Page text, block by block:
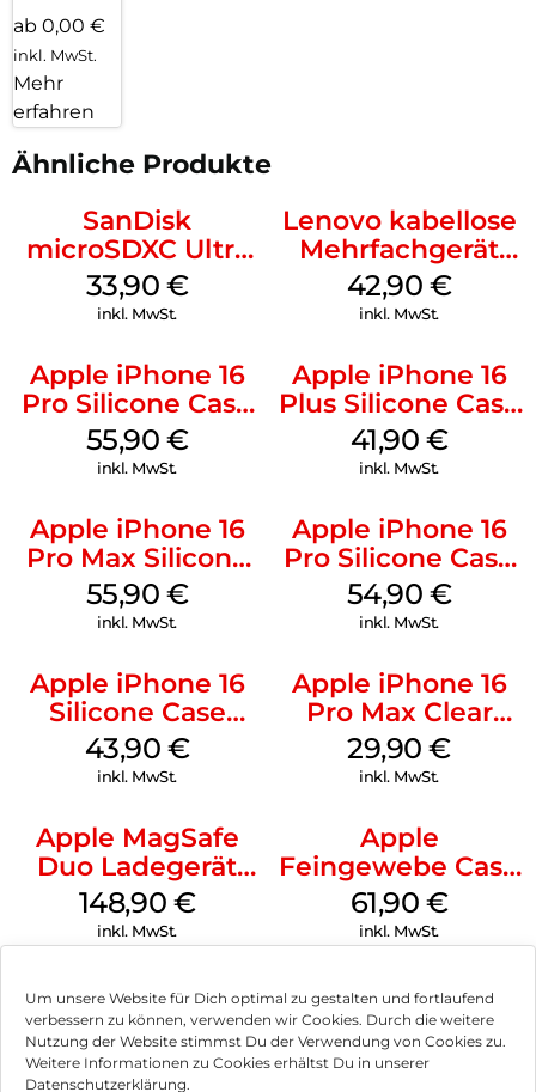
Um unsere Website für Dich optimal zu gestalten und fortlaufend
verbessern zu können, verwenden wir Cookies. Durch die weitere
Nutzung der Website stimmst Du der Verwendung von Cookies zu.
Weitere Informationen zu Cookies erhältst Du in unserer
Datenschutzerklärung.
ab 0,00 €
inkl. MwSt.
Mehr
erfahren
Ähnliche Produkte
SanDisk
microSDXC Ultra
128 GB + Adapter
Mobile
33,90 €
inkl. MwSt.
Lenovo kabellose
Mehrfachgerät
Luna Grey
42,90 €
inkl. MwSt.
Apple iPhone 16
Pro Silicone Case
MagSafe Stone
Gray
55,90 €
inkl. MwSt.
Apple iPhone 16
Plus Silicone Case
MagSafe Stone
Gray
41,90 €
inkl. MwSt.
Apple iPhone 16
Pro Max Silicone
Case MagSafe
Stone Gray
55,90 €
inkl. MwSt.
Apple iPhone 16
Pro Silicone Case
MagSafe Black
54,90 €
inkl. MwSt.
Apple iPhone 16
Silicone Case
MagSafe Plum
43,90 €
inkl. MwSt.
Apple iPhone 16
Pro Max Clear
Case MagSafe
Transparent
29,90€
inkl. MwSt.
Apple MagSafe
Duo Ladegerät
Weiß
148,90 €
inkl. MwSt.
Apple
Feingewebe Case
iPhone 15 Pro
MagSafe Schwarz
61,90 €
inkl. MwSt.
Impressum